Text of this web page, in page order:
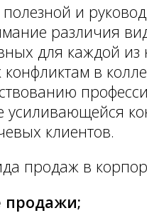
и
различия
для каждой
в
усиливающейся
клиентов.
продаж в